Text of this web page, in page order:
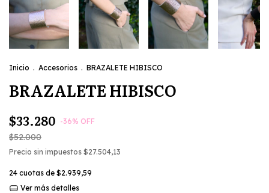
Inicio . Accesorios . BRAZALETE HIBISCO
BRAZALETE HIBISCO
$33.280 -36% OFF
$52.000
Precio sin impuestos $27.504,13
24 cuotas de $2.939,59
Ver más detalles